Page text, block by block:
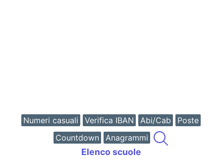
Numeri casuali Verifica IBAN Abi/Cab
Poste
Countdown
Anagrammi
Elenco scuole